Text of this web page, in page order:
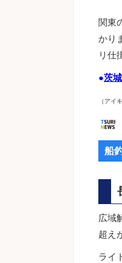
関東
かり
リ仕
●茨
（アイ
船
広域
超え
ライ